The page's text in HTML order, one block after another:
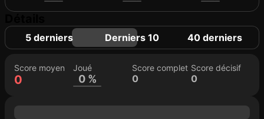
5 derniers Derniers 10 40 derniers
Score moyen
0
Joué
0 %
Score complet
0
Score décisif
0